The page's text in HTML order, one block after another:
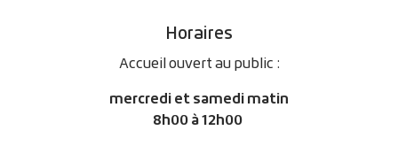
Horaires
Accueil ouvert au public :
mercredi et samedi matin
8h00 à 12h00